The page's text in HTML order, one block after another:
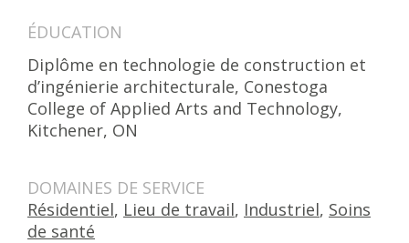
ÉDUCATION
Diplôme en technologie de construction et
d’ingénierie architecturale, Conestoga
College of Applied Arts and Technology,
Kitchener, ON
DOMAINES DE SERVICE
Résidentiel, Lieu de travail, Industriel, Soins
de santé